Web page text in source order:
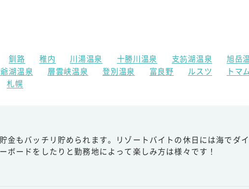
釧路 稚内 川湯温泉 十勝川温泉 支笏湖温泉
旭岳
湖温泉 層雲峡温泉 登別温泉 富良野 ルスツ
トマム
札幌
金もバッチリ貯められます。リゾートバイトの休日には海でダ
ードをしたりと勤務地によって楽しみ方は様々です！